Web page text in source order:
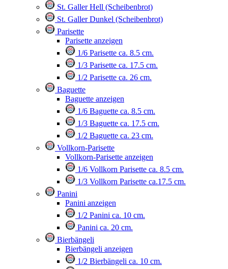
St. Galler Hell (Scheibenbrot)
St. Galler Dunkel (Scheibenbrot)
Parisette
Parisette anzeigen
1/6 Parisette ca. 8.5 cm.
1/3 Parisette ca. 17.5 cm.
1/2 Parisette ca. 26 cm.
Baguette
Baguette anzeigen
1/6 Baguette ca. 8.5 cm.
1/3 Baguette ca. 17.5 cm.
1/2 Baguette ca. 23 cm.
Vollkorn-Parisette
Vollkorn-Parisette anzeigen
1/6 Vollkorn Parisette ca. 8.5 cm.
1/3 Vollkorn Parisette ca.17.5 cm.
Panini
Panini anzeigen
1/2 Panini ca. 10 cm.
Panini ca. 20 cm.
Bierbängeli
Bierbängeli anzeigen
1/2 Bierbängeli ca. 10 cm.